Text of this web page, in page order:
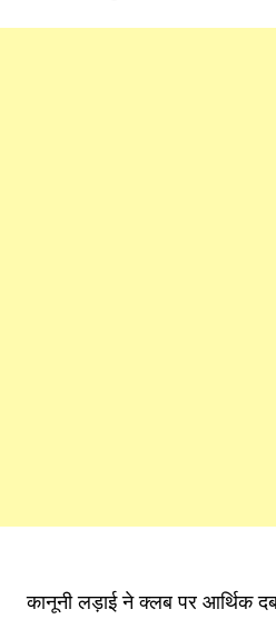
कानूनी लड़ाई ने क्लब पर आर्थिक